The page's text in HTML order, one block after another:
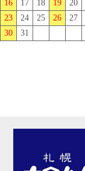
16
17 18 19 20
23
24 25 26 27
30
31